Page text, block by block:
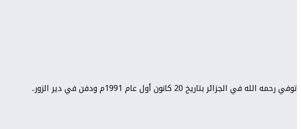
توفي رحمه الله في الجزائر بتاريخ 20 كانون أول عام 1991م ودفن في دير الزور..